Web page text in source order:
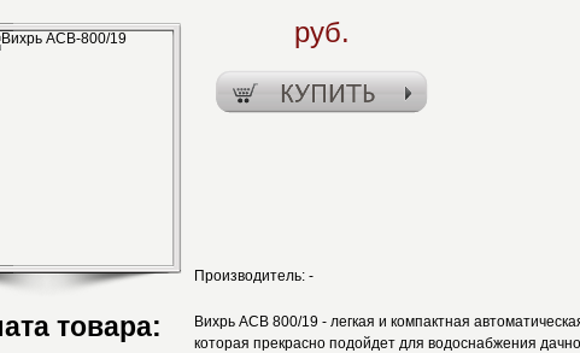
товара:
руб.
Производитель: -
Вихрь АСВ 800/19 - легкая и компактная
которая прекрасно подойдет для водоснабжения